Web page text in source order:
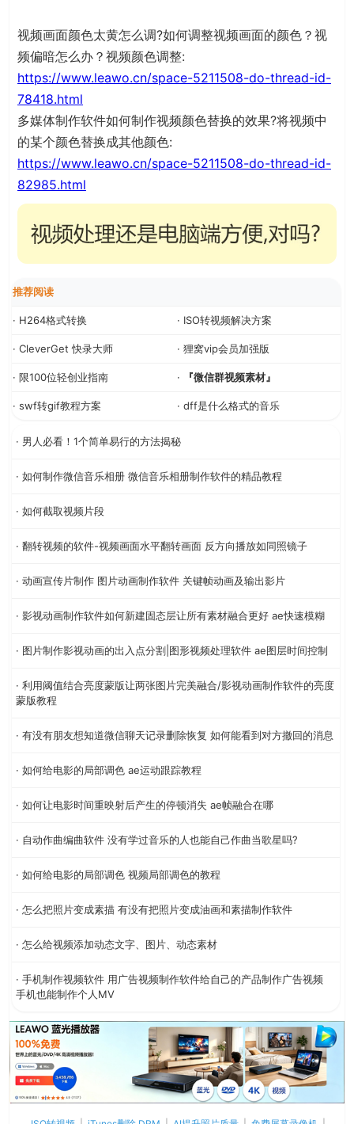
视频画面颜色太黄怎么调?如何调整视频画面的颜色？视
频偏暗怎么办？视频颜色调整:
https://www.leawo.cn/space-5211508-do-thread-id-
78418.html
多媒体制作软件如何制作视频颜色替换的效果?将视频中
的某个颜色替换成其他颜色:
https://www.leawo.cn/space-5211508-do-thread-id-
82985.html
推荐阅读
· H264格式转换 · ISO转视频解决方案
· CleverGet 快录大师 · 狸窝vip会员加强版
· 限100位轻创业指南 · 『微信群视频素材』
· swf转gif教程方案 · dff是什么格式的音乐
· 男人必看！1个简单易行的方法揭秘
· 如何制作微信音乐相册 微信音乐相册制作软件的精品教程
· 如何截取视频片段
· 翻转视频的软件-视频画面水平翻转画面 反方向播放如同照镜子
· 动画宣传片制作 图片动画制作软件 关键帧动画及输出影片
· 影视动画制作软件如何新建固态层让所有素材融合更好 ae快速模糊
· 图片制作影视动画的出入点分割|图形视频处理软件 ae图层时间控制
· 利用阈值结合亮度蒙版让两张图片完美融合/影视动画制作软件的亮度
蒙版教程
· 有没有朋友想知道微信聊天记录删除恢复 如何能看到对方撤回的消息
· 如何给电影的局部调色 ae运动跟踪教程
· 如何让电影时间重映射后产生的停顿消失 ae帧融合在哪
· 自动作曲编曲软件 没有学过音乐的人也能自己作曲当歌星吗?
· 如何给电影的局部调色 视频局部调色的教程
· 怎么把照片变成素描 有没有把照片变成油画和素描制作软件
· 怎么给视频添加动态文字、图片、动态素材
· 手机制作视频软件 用广告视频制作软件给自己的产品制作广告视频
手机也能制作个人MV